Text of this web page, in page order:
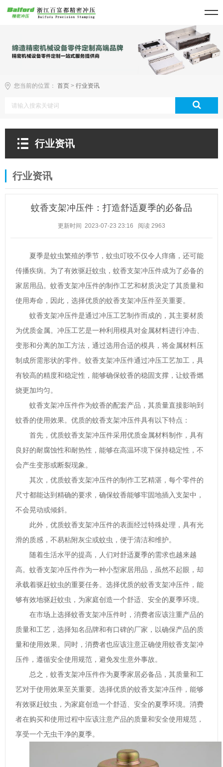
您当前的位置： 首页 > 行业资讯
行业资讯
行业资讯
蚊香支架冲压件：打造舒适夏季的必备品
更新时间 2023-07-23 23:16 阅读 2963
夏季是蚊虫繁殖的季节，蚊虫叮咬不仅令人痒痛，还可能
传播疾病。为了有效驱赶蚊虫，蚊香支架冲压件成为了必备的
家居用品。蚊香支架冲压件的制作工艺和材质决定了其质量和
使用寿命，因此，选择优质的蚊香支架冲压件至关重要。
蚊香支架冲压件是通过冲压工艺制作而成的，其主要材质
为优质金属。冲压工艺是一种利用模具对金属材料进行冲击、
变形和分离的加工方法，通过选用合适的模具，将金属材料压
制成所需形状的零件。蚊香支架冲压件通过冲压工艺加工，具
有较高的精度和稳定性，能够确保蚊香的稳固支撑，让蚊香燃
烧更加均匀。
蚊香支架冲压件作为蚊香的配套产品，其质量直接影响到
蚊香的使用效果。优质的蚊香支架冲压件具有以下特点：
首先，优质蚊香支架冲压件采用优质金属材料制作，具有
良好的耐腐蚀性和耐热性，能够在高温环境下保持稳定性，不
会产生变形或断裂现象。
其次，优质蚊香支架冲压件的制作工艺精湛，每个零件的
尺寸都能达到精确的要求，确保蚊香能够牢固地插入支架中，
不会晃动或倾斜。
此外，优质蚊香支架冲压件的表面经过特殊处理，具有光
滑的质感，不易粘附灰尘或蚊虫，便于清洁和维护。
随着生活水平的提高，人们对舒适夏季的需求也越来越
高。蚊香支架冲压件作为一种小型家居用品，虽然不起眼，却
承载着驱赶蚊虫的重要任务。选择优质的蚊香支架冲压件，能
够有效地驱赶蚊虫，为家庭创造一个舒适、安全的夏季环境。
在市场上选择蚊香支架冲压件时，消费者应该注重产品的
质量和工艺，选择知名品牌和有口碑的厂家，以确保产品的质
量和使用效果。同时，消费者也应该注意正确使用蚊香支架冲
压件，遵循安全使用规范，避免发生意外事故。
总之，蚊香支架冲压件作为夏季家居必备品，其质量和工
艺对于使用效果至关重要。选择优质的蚊香支架冲压件，能够
有效驱赶蚊虫，为家庭创造一个舒适、安全的夏季环境。消费
者在购买和使用过程中应该注意产品的质量和安全使用规范，
享受一个无虫干净的夏季。